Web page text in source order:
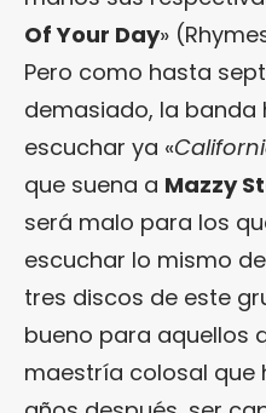
Of Your Day»
Pero como hasta
demasiado, la banda
escuchar ya «
que suena a Mazzy
será malo para los
escuchar lo mismo
tres discos de este
bueno para aquellos
maestría colosal